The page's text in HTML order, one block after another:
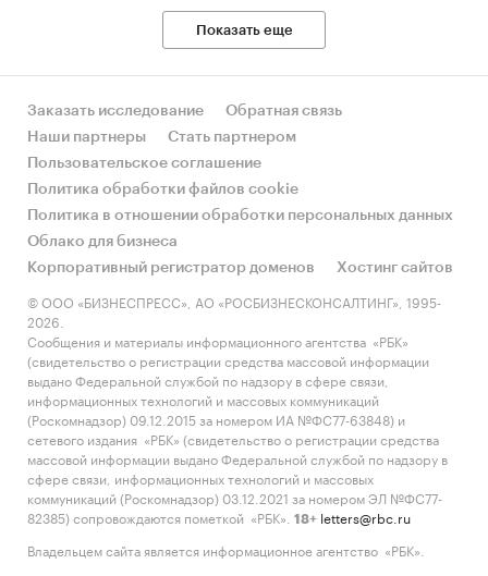
Показать еще
Заказать исследование
Обратная связь
Наши партнеры
Стать партнером
Пользовательское соглашение
Политика обработки файлов cookie
Политика в отношении обработки персональных данных
Облако для бизнеса
Корпоративный регистратор доменов
Хостинг сайтов
© ООО «БИЗНЕСПРЕСС», АО «РОСБИЗНЕСКОНСАЛТИНГ», 1995-
2026.
Сообщения и материалы информационного агентства «РБК»
(свидетельство о регистрации средства массовой информации
выдано Федеральной службой по надзору в сфере связи,
информационных технологий и массовых коммуникаций
(Роскомнадзор) 09.12.2015 за номером ИА №ФС77-63848) и
сетевого издания «РБК» (свидетельство о регистрации средства
массовой информации выдано Федеральной службой по надзору в
сфере связи, информационных технологий и массовых
коммуникаций (Роскомнадзор) 03.12.2021 за номером ЭЛ №ФС77-
82385) сопровождаются пометкой «РБК».
18+ letters@rbc.ru
Владельцем сайта является информационное агентство «РБК».